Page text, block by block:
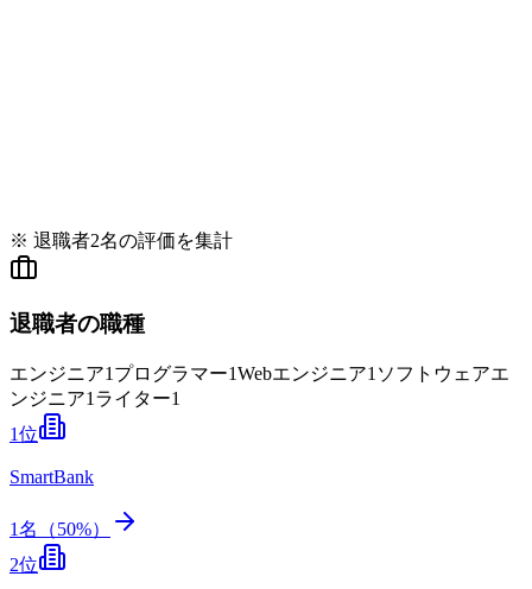
※ 退職者2名の評価を集計
退職者の職種
エンジニア1 プログラマー1Webエンジニア1 ソフトウェアエ
ンジニア1 ライター1
1位
SmartBank
1名（50%）
2位